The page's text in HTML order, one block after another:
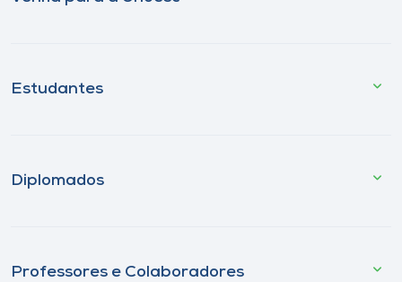
Estudantes
Diplomados
Professores e Colaboradores